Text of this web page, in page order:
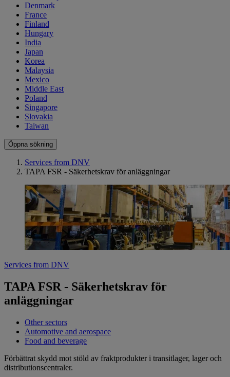
Denmark
France
Finland
Hungary
India
Japan
Korea
Malaysia
Mexico
Middle East
Poland
Singapore
Slovakia
Taiwan
Öppna sökning
Services from DNV
TAPA FSR - Säkerhetskrav för anläggningar
Services from DNV
TAPA FSR - Säkerhetskrav för
anläggningar
Other sectors
Automotive and aerospace
Food and beverage
Förbättrat skydd mot stöld av fraktprodukter i transitlager, lager och
distributionscentraler.